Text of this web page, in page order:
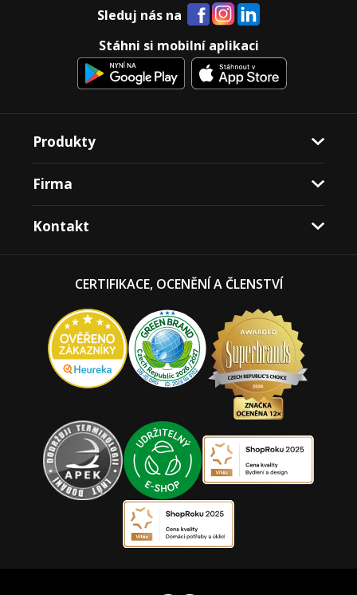
Sleduj nás na
Stáhni si mobilní aplikaci
Produkty
Firma
Kontakt
CERTIFIKACE, OCENĚNÍ A ČLENSTVÍ